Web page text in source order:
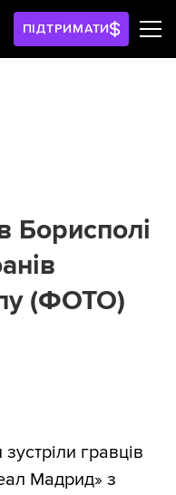
ПІДТРИМАТИ
Борисполі
(ФОТО)
гравців
Мадрид» з